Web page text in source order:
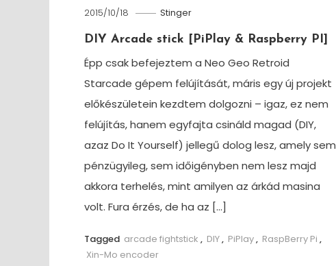
2015/10/18 Stinger
DIY Arcade stick [PiPlay & Raspberry PI]
Épp csak befejeztem a Neo Geo Retroid
Starcade gépem felújítását, máris egy új projekt
előkészületein kezdtem dolgozni – igaz, ez nem
felújítás, hanem egyfajta csináld magad (DIY,
azaz Do It Yourself) jellegű dolog lesz, amely sem
pénzügyileg, sem időigényben nem lesz majd
akkora terhelés, mint amilyen az árkád masina
volt. Fura érzés, de ha az […]
Tagged arcade fightstick , DIY, PiPlay, RaspBerry Pi ,
Xin-Mo encoder